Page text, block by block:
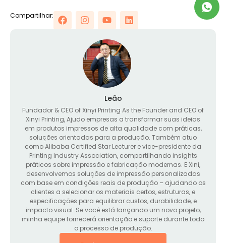
Compartilhar:
Leão
Fundador & CEO of Xinyi Printing As the Founder and CEO of
Xinyi Printing, Ajudo empresas a transformar suas ideias
em produtos impressos de alta qualidade com práticas,
soluções orientadas para a produção. Também atuo
como Alibaba Certified Star Lecturer e vice-presidente da
Printing Industry Association, compartilhando insights
práticos sobre impressão e fabricação modernas. E Xini,
desenvolvemos soluções de impressão personalizadas
com base em condições reais de produção – ajudando os
clientes a selecionar os materiais certos, estruturas, e
especificações para equilibrar custos, durabilidade, e
impacto visual. Se você está lançando um novo projeto,
minha equipe fornecerá orientação e suporte durante todo
o processo de produção.